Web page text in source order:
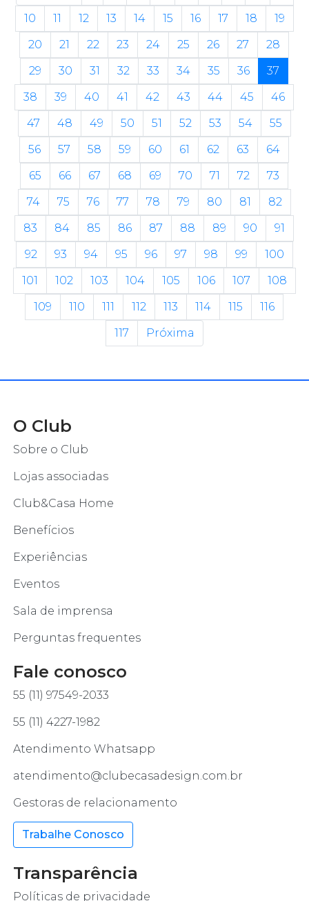
10
11 12 13 14 15 16 17 18
19
20
21 22 23 24 25 26 27
28
29
30 31 32 33 34 35 36
37
38
39 40 41 42 43 44 45
46
47
48 49 50 51 52 53 54
55
56
57 58 59 60 61 62 63
64
65
66 67 68 69 70 71 72
73
74
75 76 77 78 79 80 81
82
83
84 85 86 87 88 89 90
91
92
93 94 95 96 97 98 99
100
101
102 103 104 105 106 107
108
109
110 111 112 113 114 115
116
117
Próxima
O Club
Sobre o Club
Lojas associadas
Club&Casa Home
Benefícios
Experiências
Eventos
Sala de imprensa
Perguntas frequentes
Fale conosco
55 (11) 97549-2033
55 (11) 4227-1982
Atendimento Whatsapp
atendimento@clubecasadesign.com.br
Gestoras de relacionamento
Trabalhe Conosco
Transparência
Políticas de privacidade